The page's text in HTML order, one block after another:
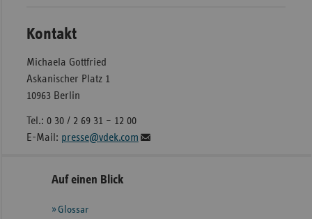
Kontakt
Michaela Gottfried
Askanischer Platz 1
10963 Berlin
Tel.: 0 30 / 2 69 31 – 12 00
E-Mail: presse@vdek.com
Seitennavigation
Seitenleiste
weiteren
Auf einen Blick
Glossar